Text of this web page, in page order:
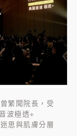
繁聞院長，受
波極透+
思與肌膚分層